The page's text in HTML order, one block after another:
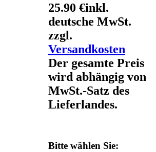
25.90 €inkl.
deutsche MwSt.
zzgl.
Versandkosten
Der gesamte Preis
wird abhängig von
MwSt.-Satz des
Lieferlandes.
Bitte wählen Sie: